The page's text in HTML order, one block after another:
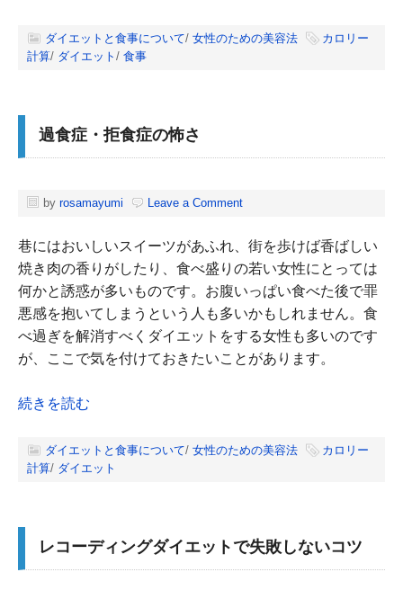
ダイエットと食事について/ 女性のための美容法
カロリー
計算/ ダイエット / 食事
過食症・拒食症の怖さ
by rosamayumi Leave a Comment
巷にはおいしいスイーツがあふれ、街を歩けば香ばしい
焼き肉の香りがしたり、食べ盛りの若い女性にとっては
何かと誘惑が多いものです。お腹いっぱい食べた後で罪
悪感を抱いてしまうという人も多いかもしれません。食
べ過ぎを解消すべくダイエットをする女性も多いのです
が、ここで気を付けておきたいことがあります。
続きを読む
ダイエットと食事について/ 女性のための美容法
カロリー
計算/ ダイエット
レコーディングダイエットで失敗しないコツ